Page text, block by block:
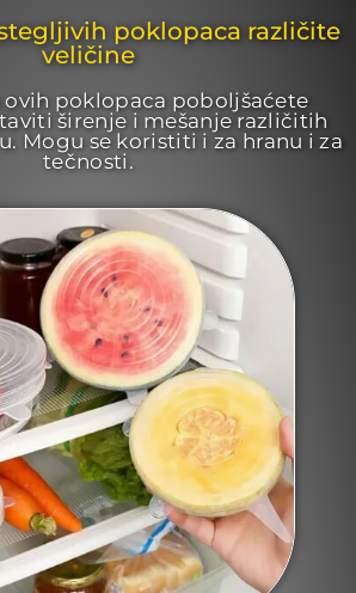
poklopaca različite
veličine
ovih poklopaca poboljšaćete
širenje i mešanje različitih
Mogu se koristiti i za hranu i za
tečnosti.